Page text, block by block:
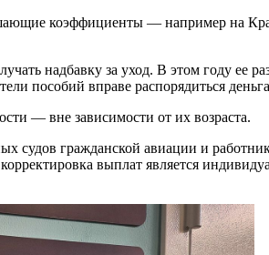
коэффициенты — например на
надбавку за уход. В этом году ее
пособий вправе распорядиться
— вне зависимости от их возраста.
судов гражданской авиации и
выплат является